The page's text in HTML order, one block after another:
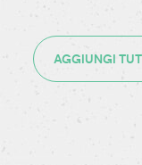
AGGIUNGI